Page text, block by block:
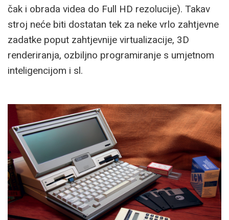
čak i obrada videa do Full HD rezolucije). Takav
stroj neće biti dostatan tek za neke vrlo zahtjevne
zadatke poput zahtjevnije virtualizacije, 3D
renderiranja, ozbiljno programiranje s umjetnom
inteligencijom i sl.